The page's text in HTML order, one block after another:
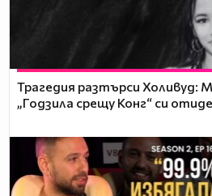
Трагедия разтърси Холивуд:
„Годзила срещу Конг“ си